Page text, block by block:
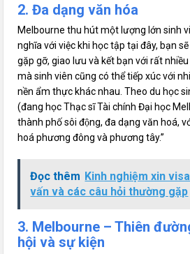
2. Đa dạng văn hóa
Melbourne thu hút một lượng lớn sinh
nghĩa với việc khi học tập tại đây, bạn
gặp gỡ, giao lưu và kết bạn với rất
mà sinh viên cũng có thể tiếp xúc với
nền ẩm thực khác nhau. Theo du học
(đang học Thạc sĩ Tài chính Đại học
thành phố sôi động, đa dạng văn hoá,
hoá phương đông và phương tây.”
Đọc thêm Kinh nghiệm xin
vấn và các câu hỏi thường gặp
3. Melbourne – Thiên
hội và sự kiện